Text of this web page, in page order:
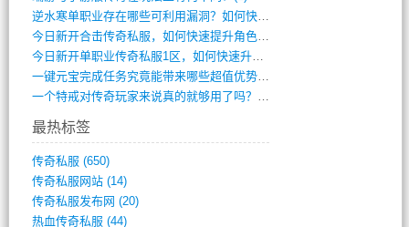
逆水寒单职业存在哪些可利用漏洞？如何快速(1)
今日新开合击传奇私服，如何快速提升角色战(0)
今日新开单职业传奇私服1区，如何快速升级(0)
一键元宝完成任务究竟能带来哪些超值优势？(0)
一个特戒对传奇玩家来说真的就够用了吗？(0)
最热标签
传奇私服 (650)
传奇私服网站(14)
传奇私服发布网 (20)
热血传奇私服 (44)